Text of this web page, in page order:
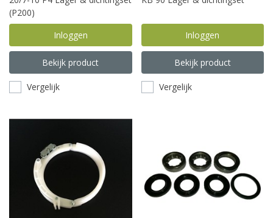
(P200)
Inloggen
Bekijk product
Vergelijk
Inloggen
Bekijk product
Vergelijk